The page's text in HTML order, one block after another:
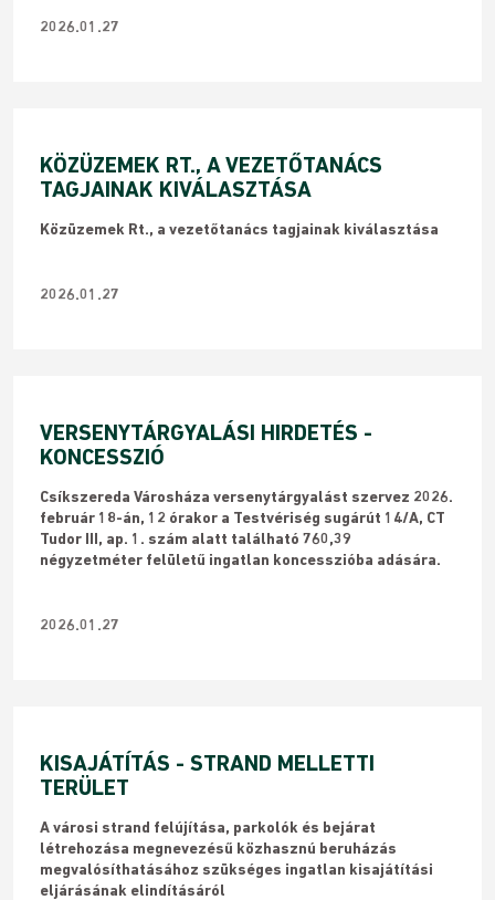
2026.01.27
KÖZÜZEMEK RT., A VEZETŐTANÁCS
TAGJAINAK KIVÁLASZTÁSA
Közüzemek Rt., a vezetőtanács tagjainak kiválasztása
2026.01.27
VERSENYTÁRGYALÁSI HIRDETÉS -
KONCESSZIÓ
​Csíkszereda Városháza versenytárgyalást szervez 2026.
február 18-án, 12 órakor a Testvériség sugárút 14/A, CT
Tudor III, ap. 1. szám alatt található 760,39
négyzetméter felületű ingatlan koncesszióba adására.
2026.01.27
KISAJÁTÍTÁS - STRAND MELLETTI
TERÜLET
A városi strand felújítása, parkolók és bejárat
létrehozása megnevezésű közhasznú beruházás
megvalósíthatásához szükséges ingatlan kisajátítási
eljárásának elindításáról